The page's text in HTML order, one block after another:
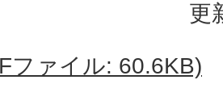
更
ファイル: 60.6KB)